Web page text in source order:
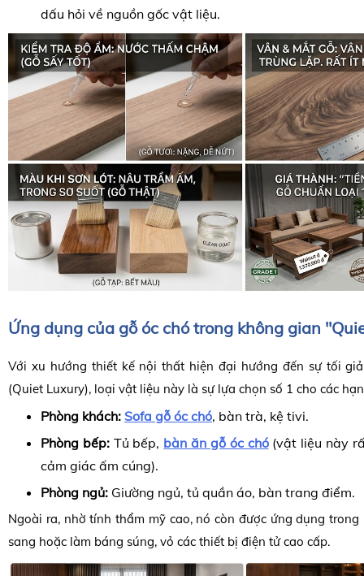
dấu hỏi về nguồn gốc vật liệu.
Ứng dụng của gỗ óc chó trong không gian
Với xu hướng thiết kế nội thất hiện đại hướng đến sự tối
(Quiet Luxury), loại vật liệu này là sự lựa chọn số 1 cho các
Phòng khách: Sofa gỗ óc chó, bàn trà, kệ tivi.
Phòng bếp:Tủ bếp, bàn ăn gỗ óc chó(vật liệu này
cảm giác ấm cúng).
Phòng ngủ: Giường ngủ, tủ quần áo, bàn trang điểm.
Ngoài ra, nhờ tính thẩm mỹ cao, nó còn được ứng dụng
sang hoặc làm báng súng, vỏ các thiết bị điện tử cao cấp.